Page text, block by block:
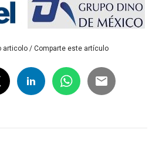
articolo / Comparte este artículo